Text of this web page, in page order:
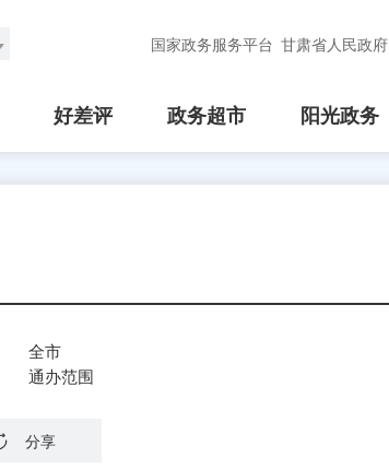
国家政务服务平台 甘肃省人民政府
好差评 政务超市 阳光政务
全市
通办范围
分享